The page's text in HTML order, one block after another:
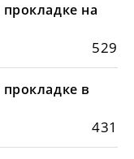
на
529
в
431